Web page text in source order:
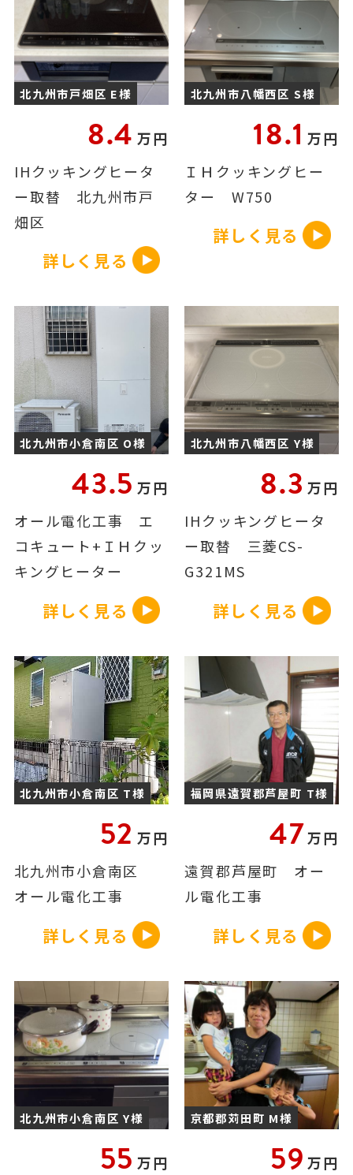
北九州市戸畑区 E様
8.4 万円
IHクッキングヒータ
ー取替 北九州市戸
畑区
詳しく見る
北九州市八幡西区 S様
18.1 万円
ＩＨクッキングヒー
ター W750
詳しく見る
北九州市小倉南区 O様
43.5 万円
オール電化工事 エ
コキュート+ＩＨクッ
キングヒーター
詳しく見る
北九州市八幡西区 Y様
8.3 万円
IHクッキングヒータ
ー取替 三菱CS-
G321MS
詳しく見る
北九州市小倉南区 T様
52 万円
北九州市小倉南区
オール電化工事
詳しく見る
福岡県遠賀郡芦屋町 T様
47万円
遠賀郡芦屋町 オー
ル電化工事
詳しく見る
北九州市小倉南区 Y様
55 万円
京都郡苅田町 M様
59 万円